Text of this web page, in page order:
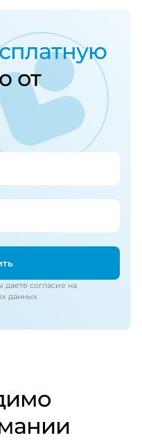
от
согласие на
данных